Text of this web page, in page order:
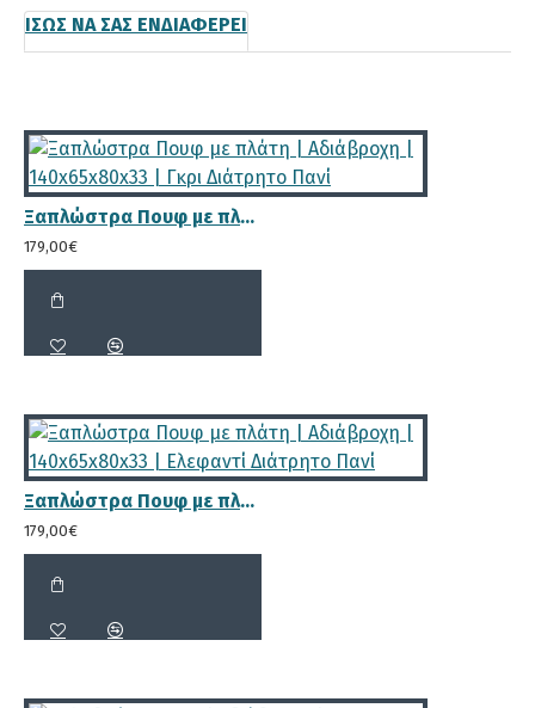
ΊΣΩΣ ΝΑ ΣΑΣ ΕΝΔΙΑΦΈΡΕΙ
Ξαπλώστρα Πουφ με πλάτη | Αδιάβροχη | 140x65x80x33 | Γκρι Διάτρητο Πανί
179,00€
Ξαπλώστρα Πουφ με πλάτη | Αδιάβροχη | 140x65x80x33 | Ελεφαντί Διάτρητο Πανί
179,00€